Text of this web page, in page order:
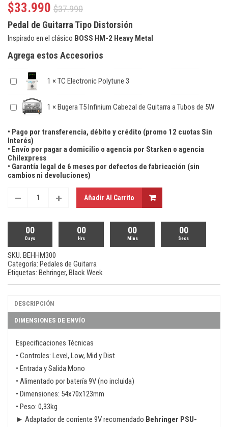
$37.990
$33.990
Pedal de Guitarra Tipo Distorsión
Inspirado en el clásico BOSS HM-2 Heavy Metal
Agrega estos Accesorios
1 × TC Electronic Polytune 3
1 × Bugera T5 Infinium Cabezal de Guitarra a Tubos de 5W
• Pago por transferencia, débito y crédito (promo 12 cuotas Sin
Interés)
• Envío por pagar a domicilio o agencia por Starken o agencia
Chilexpress
• Garantía legal de 6 meses por defectos de fabricación (sin
cambios ni devoluciones)
Añadir Al Carrito
00
Days
00
Hrs
00
Mins
00
Secs
SKU: BEHHM300
Categoría: Pedales de Guitarra
Etiquetas: Behringer, Black Week
DESCRIPCIÓN
DIMENSIONES DE ENVÍO
Especificaciones Técnicas
• Controles: Level, Low, Mid y Dist
• Entrada y Salida Mono
• Alimentado por batería 9V (no incluida)
• Dimensiones: 54x70x123mm
• Peso: 0,33kg
► Adaptador de corriente 9V recomendado Behringer PSU-